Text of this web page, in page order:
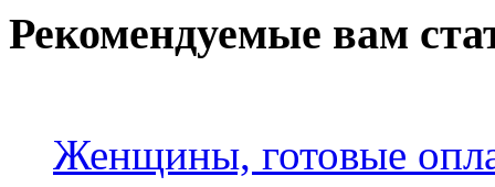
Рекомендуемые вам
Женщины, готовые